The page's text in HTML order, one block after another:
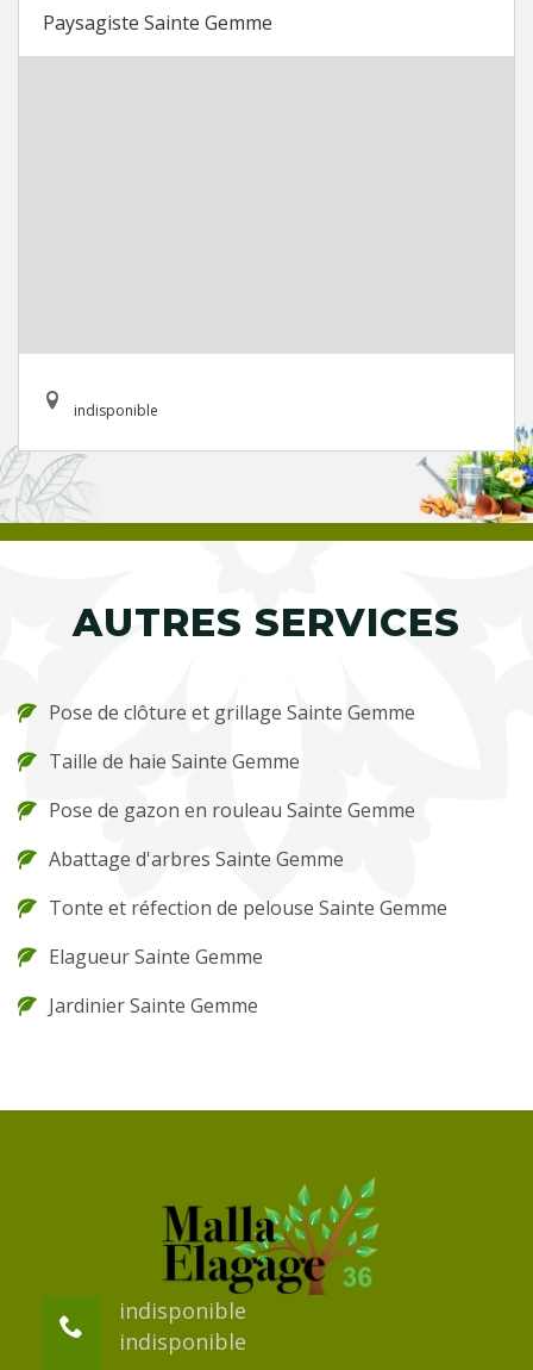
Paysagiste Sainte Gemme
indisponible
AUTRES SERVICES
Pose de clôture et grillage Sainte Gemme
Taille de haie Sainte Gemme
Pose de gazon en rouleau Sainte Gemme
Abattage d'arbres Sainte Gemme
Tonte et réfection de pelouse Sainte Gemme
Elagueur Sainte Gemme
Jardinier Sainte Gemme
indisponible
indisponible